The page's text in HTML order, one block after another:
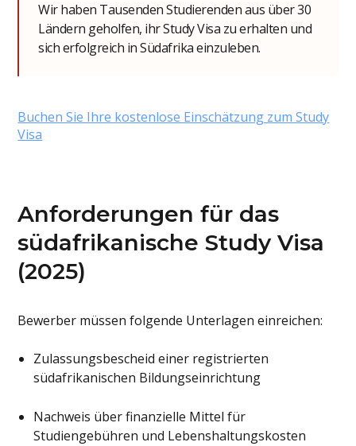
Wir haben Tausenden Studierenden aus über 30
Ländern geholfen, ihr Study Visa zu erhalten und
sich erfolgreich in Südafrika einzuleben.
Buchen Sie Ihre kostenlose Einschätzung zum Study
Visa
Anforderungen für das
südafrikanische Study Visa
(2025)
Bewerber müssen folgende Unterlagen einreichen:
Zulassungsbescheid einer registrierten
südafrikanischen Bildungseinrichtung
Nachweis über finanzielle Mittel für
Studiengebühren und Lebenshaltungskosten